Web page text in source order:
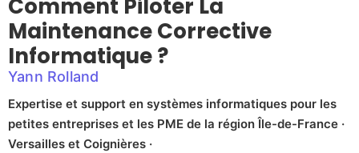
Comment Piloter La
Maintenance Corrective
Informatique ?
Yann Rolland
Expertise et support en systèmes informatiques pour les
petites entreprises et les PME de la région Île-de-France ·
Versailles et Coignières ·